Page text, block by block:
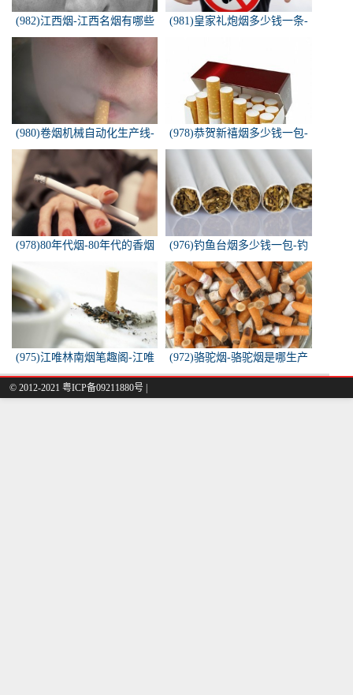
(982)江西烟-江西名烟有哪些
(981)皇家礼炮烟多少钱一条-
(980)卷烟机械自动化生产线-
中国烟草机械集团
(978)恭贺新禧烟多少钱一包-
恭贺新禧香烟有细支的多少钱
一盒？
(978)80年代烟-80年代的香烟
(976)钓鱼台烟多少钱一包-钓
鱼台烟多少钱一包
(975)江唯林南烟笔趣阁-江唯
林南烟小说叫什么名字？
(972)骆驼烟-骆驼烟是哪生产
的
© 2012-2021 粤ICP备09211880号 |